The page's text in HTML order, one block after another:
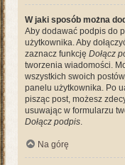
W jaki sposób można
Aby dodawać podpis do
użytkownika. Aby
zaznacz funkcję Dołącz
tworzenia wiadomości.
wszystkich swoich
panelu użytkownika. Po
pisząc post, możesz
usuwając w formularzu
Dołącz podpis.
Na górę